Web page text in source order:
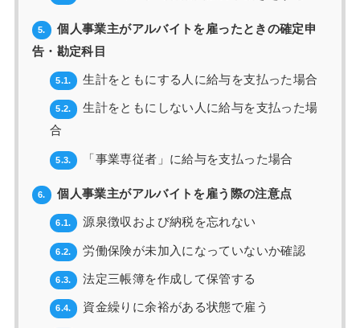
5.
個人事業主がアルバイトを雇ったときの確定申
告・勘定科目
5.1. 生計をともにする人に給与を支払った場合
5.2.
生計をともにしない人に給与を支払った場
合
5.3. 「事業専従者」に給与を支払った場合
6. 個人事業主がアルバイトを雇う際の注意点
6.1. 源泉徴収および納税を忘れない
6.2. 労働保険が未加入になっていないか確認
6.3. 法定三帳簿を作成して保管する
6.4. 資金繰りに余裕がある状態で雇う